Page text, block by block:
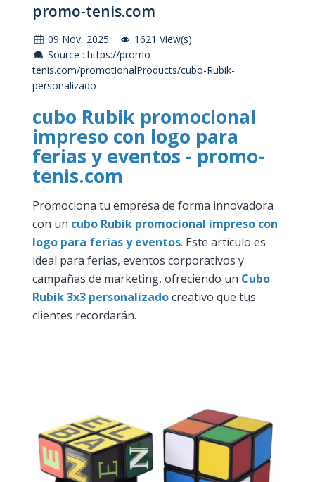
promo-tenis.com
09 Nov, 2025
1621 View(s)
Source : https://promo-
tenis.com/promotionalProducts/cubo-Rubik-
personalizado
cubo Rubik promocional
impreso con logo para
ferias y eventos - promo-
tenis.com
Promociona tu empresa de forma innovadora
con un cubo Rubik promocional impreso con
logo para ferias y eventos. Este artículo es
ideal para ferias, eventos corporativos y
campañas de marketing, ofreciendo un Cubo
Rubik 3x3 personalizadocreativo que tus
clientes recordarán.